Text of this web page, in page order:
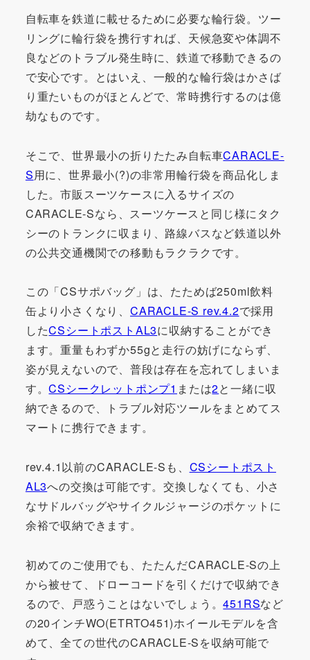
自転車を鉄道に載せるために必要な輪行袋。ツー
リングに輪行袋を携行すれば、天候急変や体調不
良などのトラブル発生時に、鉄道で移動できるの
で安心です。とはいえ、一般的な輪行袋はかさば
り重たいものがほとんどで、常時携行するのは億
劫なものです。
そこで、世界最小の折りたたみ自転車CARACLE-
S用に、世界最小(?)の非常用輪行袋を商品化しま
した。市販スーツケースに入るサイズの
CARACLE-Sなら、スーツケースと同じ様にタク
シーのトランクに収まり、路線バスなど鉄道以外
の公共交通機関での移動もラクラクです。
この「CSサポバッグ」は、たためば250ml飲料
缶より小さくなり、 CARACLE-S rev.4.2で採用
したCSシートポストAL3に収納することができ
ます。重量もわずか55gと走行の妨げにならず、
姿が見えないので、普段は存在を忘れてしまいま
す。CSシークレットポンプ1 または2と一緒に収
納できるので、トラブル対応ツールをまとめてス
マートに携行できます。
rev.4.1以前のCARACLE-Sも、 CSシートポスト
AL3への交換は可能です。交換しなくても、小さ
なサドルバッグやサイクルジャージのポケットに
余裕で収納できます。
初めてのご使用でも、たたんだCARACLE-Sの上
から被せて、ドローコードを引くだけで収納でき
るので、戸惑うことはないでしょう。451RSなど
の20インチWO(ETRTO451)ホイールモデルを含
めて、全ての世代のCARACLE-Sを収納可能で